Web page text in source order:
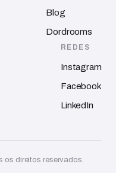
Blog
Dordrooms
REDES
Instagram
Facebook
LinkedIn
os direitos reservados.